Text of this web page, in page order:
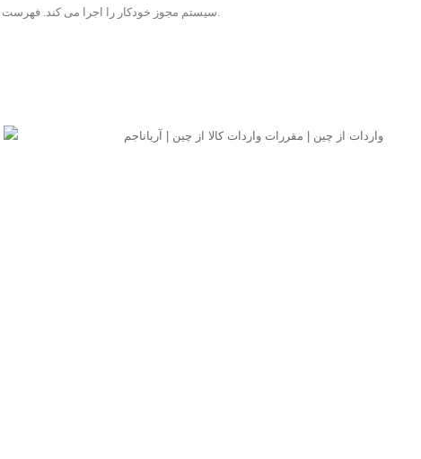
سیستم مجوز خودکار را اجرا می کند. فهرست دقیق کالاها (فقط به زبان چینی) را می توانید از طریق وزارت بازرگانی یا کمیسیون تجارت در چین تهیه کتید.